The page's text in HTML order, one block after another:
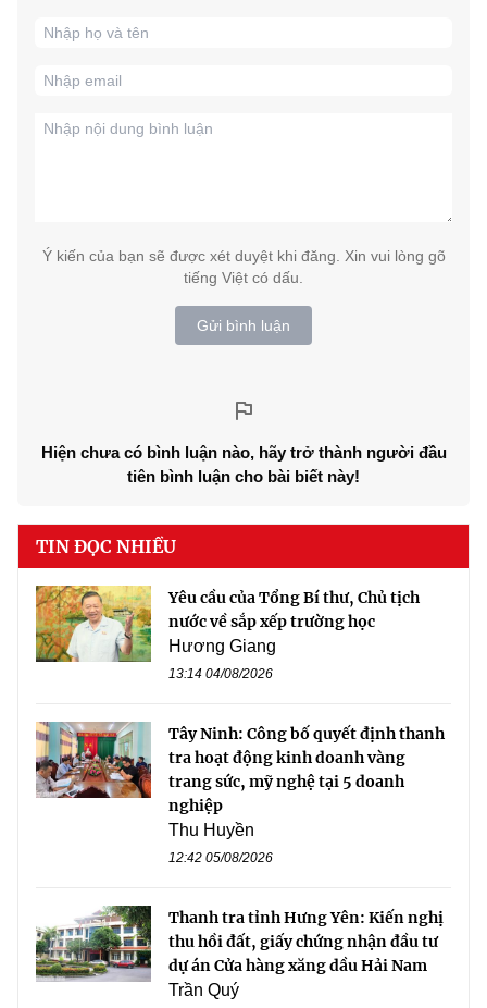
Ý kiến của bạn sẽ được xét duyệt khi đăng. Xin vui lòng gõ
tiếng Việt có dấu.
Gửi bình luận
Hiện chưa có bình luận nào, hãy trở thành người đầu
tiên bình luận cho bài biết này!
TIN ĐỌC NHIỀU
Yêu cầu của Tổng Bí thư, Chủ tịch
nước về sắp xếp trường học
Hương Giang
13:14 04/08/2026
Tây Ninh: Công bố quyết định thanh
tra hoạt động kinh doanh vàng
trang sức, mỹ nghệ tại 5 doanh
nghiệp
Thu Huyền
12:42 05/08/2026
Thanh tra tỉnh Hưng Yên: Kiến nghị
thu hồi đất, giấy chứng nhận đầu tư
dự án Cửa hàng xăng dầu Hải Nam
Trần Quý